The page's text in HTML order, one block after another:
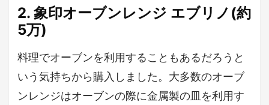
2. 象印オーブンレンジ エブリノ(約
5万)
料理でオーブンを利用することもあるだろうと
いう気持ちから購入しました。大多数のオーブ
ンレンジはオーブンの際に金属製の皿を利用す